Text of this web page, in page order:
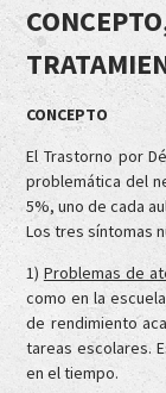
CONCEPTO
El Trastorno por
problemática del
5%, uno de cada
Los tres síntomas
1) Problemas de
como en la
de rendimiento
tareas escolares.
en el tiempo.